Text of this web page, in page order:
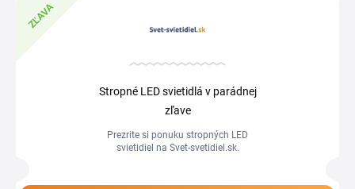
ZĽAVA
Stropné LED svietidlá v parádnej
zľave
Prezrite si ponuku stropných LED
svietidiel na Svet-svetidiel.sk.